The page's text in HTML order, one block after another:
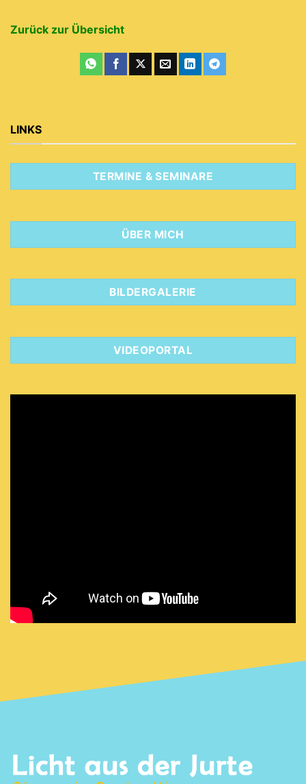
Zurück zur Übersicht
LINKS
TERMINE & SEMINARE
ÜBER MICH
BILDERGALERIE
VIDEOPORTAL